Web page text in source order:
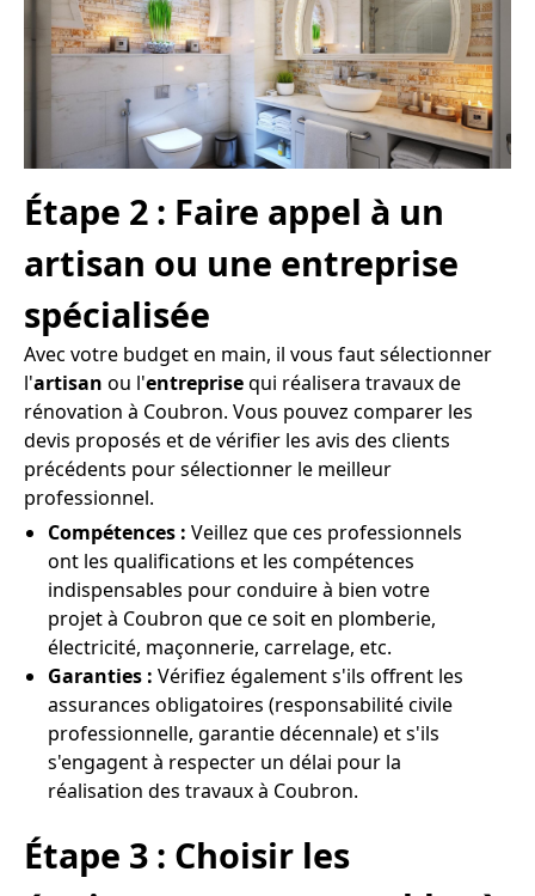
Étape 2 : Faire appel à un
artisan ou une entreprise
spécialisée
Avec votre budget en main, il vous faut sélectionner
l'artisan ou l'entreprisequi réalisera travaux de
rénovation à Coubron. Vous pouvez comparer les
devis proposés et de vérifier les avis des clients
précédents pour sélectionner le meilleur
professionnel.
Compétences : Veillez que ces professionnels
ont les qualifications et les compétences
indispensables pour conduire à bien votre
projet à Coubron que ce soit en plomberie,
électricité, maçonnerie, carrelage, etc.
Garanties : Vérifiez également s'ils offrent les
assurances obligatoires (responsabilité civile
professionnelle, garantie décennale) et s'ils
s'engagent à respecter un délai pour la
réalisation des travaux à Coubron.
Étape 3 : Choisir les